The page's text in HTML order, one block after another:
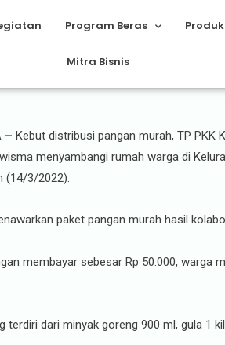
Program Beras Produk
Mitra Bisnis
PKK Jaksel Door
– Kebut distribusi pangan murah, TP PKK
menyambangi rumah warga di
(14/3/2022).
paket pangan murah hasil
membayar sebesar Rp 50.000, warga
dari minyak goreng 900 ml, gula 1